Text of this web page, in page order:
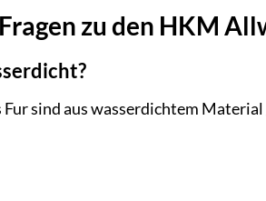
zu den HKM
sind aus wasserdichtem Material